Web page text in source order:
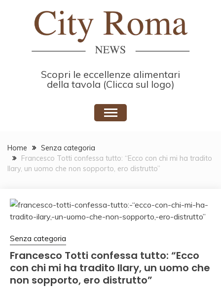
Scopri le eccellenze alimentari
della tavola (Clicca sul logo)
Home
Senza categoria
Francesco Totti confessa tutto: “Ecco con chi mi ha tradito
Ilary, un uomo che non sopporto, ero distrutto”
Senza categoria
Francesco Totti confessa tutto: “Ecco
con chi mi ha tradito Ilary, un uomo che
non sopporto, ero distrutto”